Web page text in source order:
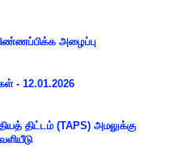
அழைப்பு
- 12.01.2026
திட்டம் (TAPS) அமலுக்கு